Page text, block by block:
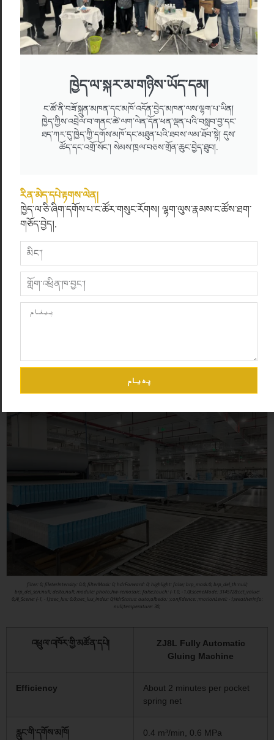
6.Store the Mattress Net
filter: 0; fileterIntensity: 0.0; filterMask: 0; hdrForward: 0; highlight: false; brp_mask:0; brp_del_th:null;
brp_del_sen:null; delta:null; module: photo;hw-remosaic: false;touch: (-1.0, -1.0);sceneMode: 3145728;cct_value:
0;AI_Scene: (-1, -1);aec_lux: 0.0;aec_lux_index: 0;HdrStatus: auto;albedo: ;confidence: ;motionLevel: -1;weatherinfo:
null;temperature: 30;
འཕྲུལ་འཁོར་གྱི་མཚོན་དཔེ།
ZJ8L Fully Automatic
Gluing Machine
Efficiency
About 2 minutes per pocket
spring net
རླུང་གི་དགོས་མཁོ། 0.4 m³/min, 0.6 MPa
ཁྱེད་ལ་སྐར་མ་གཉིས་ཡོད་དམ།
ང་ཚོ་ནི་བཟོ་སྐྲུན་མཁན་དང་མཁོ་འདོན་བྱེད་མཁན་ལས་ལྷག་པ་ཡིན།
ཁྱེད་ཀྱིས་འབྲེལ་བ་གནང་ཚེ་ལག་ལེན་དོན་ཕན་ལྡན་པའི་བསླབ་བྱ་དང་
ཐད་ཀར་དུ་ཁྱེད་ཀྱི་དགོས་མཁོ་དང་མཐུན་པའི་ཐབས་ལམ་ཐོབ་སྟེ། དུས་
ཚོད་དང་འགྲོ་སོང་། སེམས་ཁྲལ་བཅས་གྲོན་ཆུང་བྱེད་ཐུབ།.
རིན་མེད་དཔེ་རྟགས་ལེན།
ཁྱེད་ལ་ཅི་ཞིག་དགོས་པ་ང་ཚོར་གསུང་རོགས། ལྷག་ལུས་རྣམས་ང་ཚོས་ཐག་
གཅོད་བྱེད།.
پەیام